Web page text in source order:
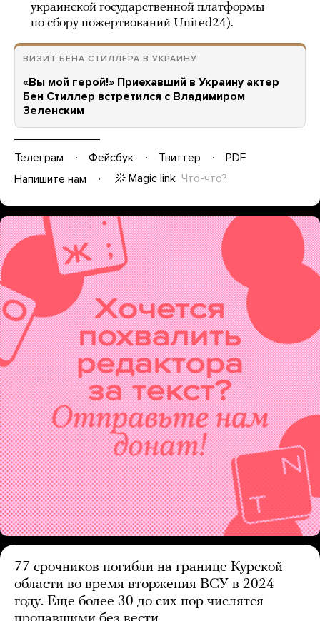
украинской государственной платформы
по сбору пожертвований United24).
ВИЗИТ БЕНА СТИЛЛЕРА В УКРАИНУ
«Вы мой герой!» Приехавший в Украину актер
Бен Стиллер встретился с Владимиром
Зеленским
Телеграм Фейсбук Твиттер
PDF
Напишите нам
Magic link Что-что?
77 срочников погибли на границе Курской
области во время вторжения ВСУ в 2024
году. Еще более 30 до сих пор числятся